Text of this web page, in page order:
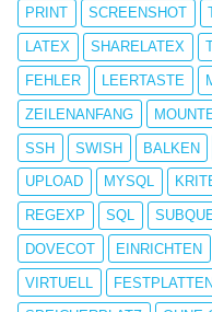
PRINT SCREENSHOT
LATEX SHARELATEX
FEHLER LEERTASTE
ZEILENANFANG
SSH SWISH BALKEN
UPLOAD MYSQL
REGEXP SQL
DOVECOT EINRICHTEN
VIRTUELL